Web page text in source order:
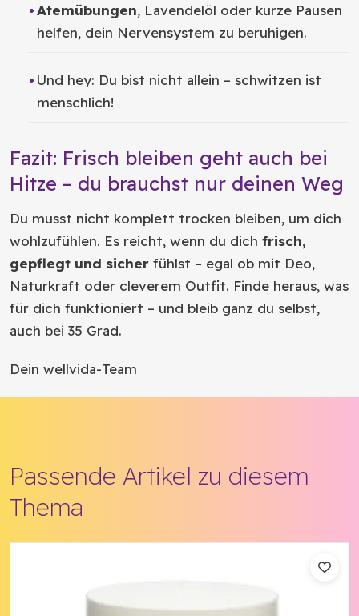
Atemübungen, Lavendelöl oder kurze Pausen
helfen, dein Nervensystem zu beruhigen.
Und hey: Du bist nicht allein – schwitzen ist
menschlich!
Fazit: Frisch bleiben geht auch bei
Hitze – du brauchst nur deinen Weg
Du musst nicht komplett trocken bleiben, um dich
wohlzufühlen. Es reicht, wenn du dich frisch,
gepflegt und sicher fühlst – egal ob mit Deo,
Naturkraft oder cleverem Outfit. Finde heraus, was
für dich funktioniert – und bleib ganz du selbst,
auch bei 35 Grad.
Dein wellvida-Team
Passende Artikel zu diesem
Thema